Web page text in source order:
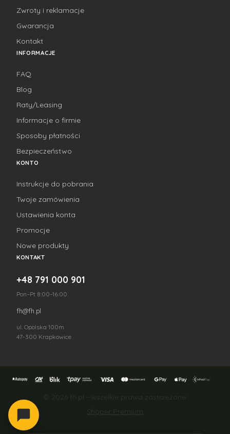
Zwroty i reklamacje
Gwarancja
Kontakt
INFORMACJE
FAQ
Blog
Raty/Leasing
Informacje o firmie
Sposoby płatności
Bezpieczeństwo
KONTO
Instrukcje do pobrania
Twoje zamówienia
Ustawienia konta
Promocje
Nowe produkty
KONTAKT
+48 791 000 901
Pon–Pt 8:00–16:00
fh@fh.pl
ul. Opolska 100m
47-300 Krapkowice
© 2026 fh.pl - wszelkie prawa zastrzeżone.
Shoper Premium